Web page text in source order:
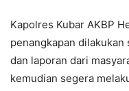
Kapolres Kubar AKBP
penangkapan
dan laporan dari
kemudian segera